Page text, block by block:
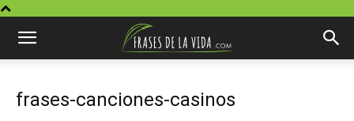
frases-canciones-casinos